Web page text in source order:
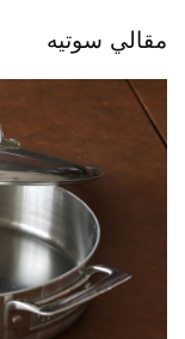
مقالي سوتيه